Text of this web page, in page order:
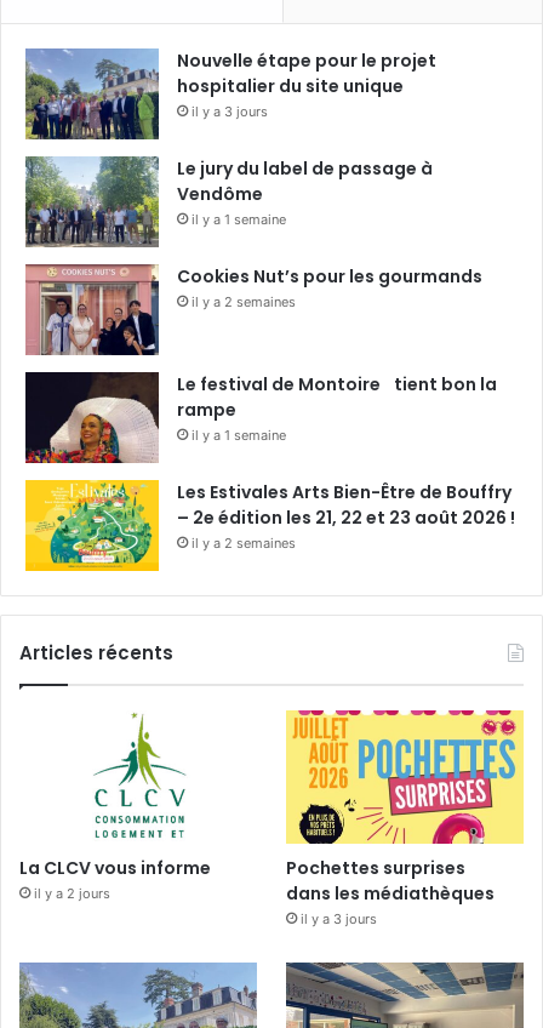
Nouvelle étape pour le projet
hospitalier du site unique
il y a 3 jours
Le jury du label de passage à
Vendôme
il y a 1 semaine
Cookies Nut’s pour les gourmands
il y a 2 semaines
Le festival de Montoire tient bon la
rampe
il y a 1 semaine
Les Estivales Arts Bien-Être de Bouffry
– 2e édition les 21, 22 et 23 août 2026 !
il y a 2 semaines
Articles récents
La CLCV vous informe
il y a 2 jours
Pochettes surprises
dans les médiathèques
il y a 3 jours